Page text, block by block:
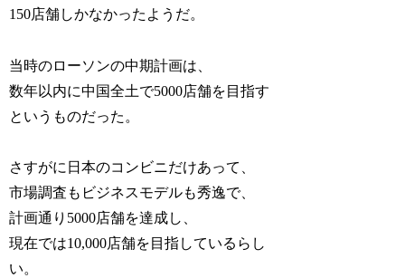
150店舗しかなかったようだ。
当時のローソンの中期計画は、
数年以内に中国全土で5000店舗を目指す
というものだった。
さすがに日本のコンビニだけあって、
市場調査もビジネスモデルも秀逸で、
計画通り5000店舗を達成し、
現在では10,000店舗を目指しているらし
い。